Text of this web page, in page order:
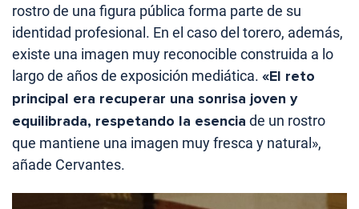
rostro de una figura pública forma parte de su
identidad profesional. En el caso del torero, además,
existe una imagen muy reconocible construida a lo
largo de años de exposición mediática. «El reto
principal era recuperar una sonrisa joven y
equilibrada, respetando la esencia de un rostro
que mantiene una imagen muy fresca y natural»,
añade Cervantes.